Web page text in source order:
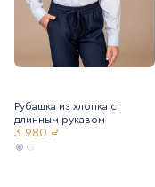
Рубашка из хлопка с
длинным рукавом
3 980 ₽